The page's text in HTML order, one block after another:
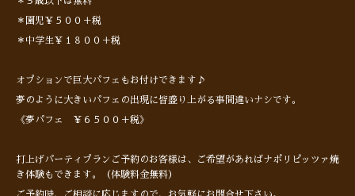
＊園児￥５００＋税
＊中学生￥１８００＋税
オプションで巨大パフェもお付けできます♪
夢のように大きいパフェの出現に皆盛り上がる事間違いナシです。
《夢パフェ ￥６５００＋税》
打上げパーティプランご予約のお客様は、ご希望があればナポリピッツァ焼
き体験もできます。（体験料金無料）